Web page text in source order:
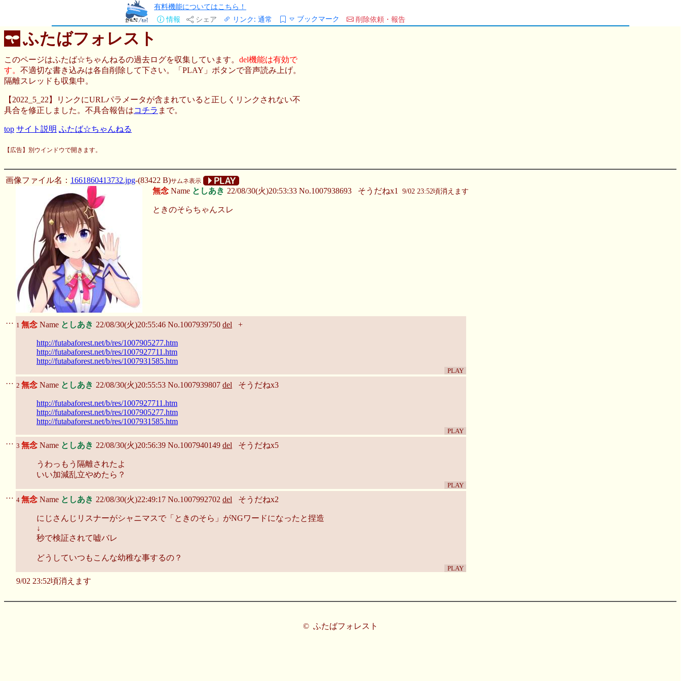
有料機能についてはこちら！
情報
シェア リンク: 通常 ブックマーク 削除依頼・報告